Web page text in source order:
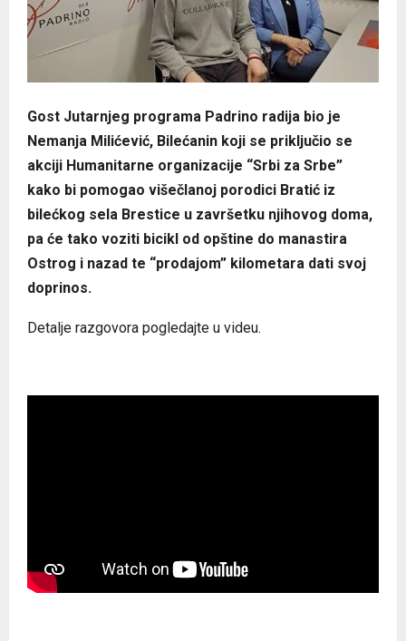
Gost Jutarnjeg programa Padrino radija bio je
Nemanja Milićević, Bilećanin koji se priključio se
akciji Humanitarne organizacije “Srbi za Srbe”
kako bi pomogao višečlanoj porodici Bratić iz
bilećkog sela Brestice u završetku njihovog doma,
pa će tako voziti bicikl od opštine do manastira
Ostrog i nazad te “prodajom” kilometara dati svoj
doprinos.
Detalje razgovora pogledajte u videu.